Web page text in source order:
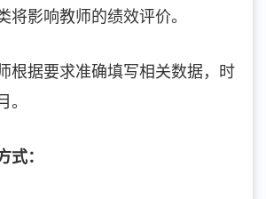
将影响教师的绩效评价。
根据要求准确填写相关数据，时
。
式：